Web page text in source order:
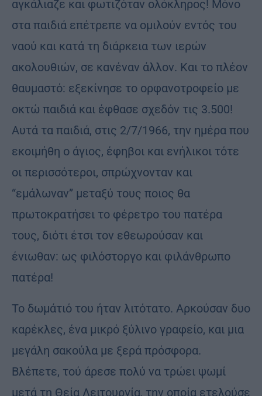
αγκάλιαζε και φωτιζόταν ολόκληρος! Μόνο
στα παιδιά επέτρεπε να ομιλούν εντός του
ναού και κατά τη διάρκεια των ιερών
ακολουθιών, σε κανέναν άλλον. Και το πλέον
θαυμαστό: εξεκίνησε το ορφανοτροφείο με
οκτώ παιδιά και έφθασε σχεδόν τις 3.500!
Αυτά τα παιδιά, στις 2/7/1966, την ημέρα που
εκοιμήθη ο άγιος, έφηβοι και ενήλικοι τότε
οι περισσότεροι, σπρώχνονταν και
“εμάλωναν” μεταξύ τους ποιος θα
πρωτοκρατήσει το φέρετρο του πατέρα
τους, διότι έτσι τον εθεωρούσαν και
ένιωθαν: ως φιλόστοργο και φιλάνθρωπο
πατέρα!
Το δωμάτιό του ήταν λιτότατο. Αρκούσαν δυο
καρέκλες, ένα μικρό ξύλινο γραφείο, και μια
μεγάλη σακούλα με ξερά πρόσφορα.
Βλέπετε, τού άρεσε πολύ να τρώει ψωμί
μετά τη Θεία Λειτουργία, την οποία ετελούσε